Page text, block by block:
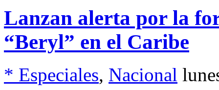
Lanzan alerta por la
“Beryl” en el Caribe
* Especiales, Nacional